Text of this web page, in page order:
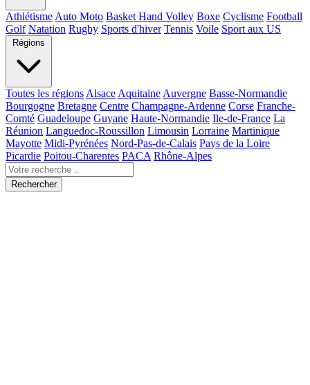
Athlétisme Auto Moto Basket Hand Volley Boxe Cyclisme Football
Golf Natation Rugby Sports d'hiver Tennis Voile Sport aux US
Régions
Toutes les régions Alsace Aquitaine Auvergne Basse-Normandie
Bourgogne Bretagne Centre Champagne-Ardenne Corse Franche-
Comté Guadeloupe Guyane Haute-Normandie Ile-de-France La
Réunion Languedoc-Roussillon Limousin Lorraine Martinique
Mayotte Midi-Pyrénées Nord-Pas-de-Calais Pays de la Loire
Picardie Poitou-Charentes PACA Rhône-Alpes
Rechercher